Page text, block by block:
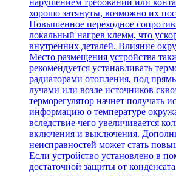
нарушением требований или
хорошо затянуты, возможно их
Повышенное переходное
локальный нагрев клемм, что
внутренних деталей. Влияние
Место размещения устройства
рекомендуется устанавливать
радиаторами отопления, под
лучами или возле источников
терморегулятор начнет получать
информацию о температуре
вследствие чего увеличивается
включения и выключения.
неисправностей может стать
Если устройство установлено в
достаточной защиты от